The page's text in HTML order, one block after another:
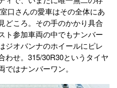
口さんの愛車はその全体にあ
どころ。その手のかかり具合
ト参加車両の中でもナンバー
ジオバンナのホイールにピレ
わせ。315/30R30というタイヤ
はナンバーワン。